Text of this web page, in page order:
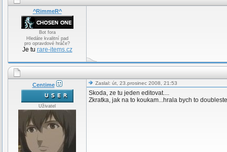
^RimmeR^
Bot fora
Hledáte kvalitní pad
pro opravdové hráče?
Je tu rare-items.cz
Centime
Uživatel
Zaslal: út, 23.prosinec 2008, 21:53
Skoda, ze tu jeden editovat....
Zkratka, jak na to koukam...hrala bych to